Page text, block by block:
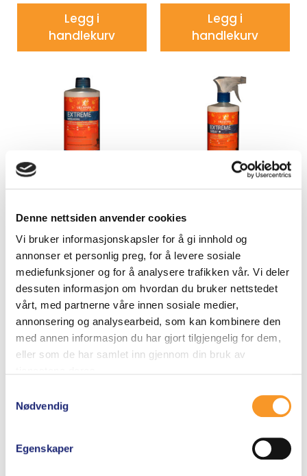
Denne nettsiden anvender cookies
Vi bruker informasjonskapsler for å gi innhold og
annonser et personlig preg, for å levere sosiale
mediefunksjoner og for å analysere trafikken vår. Vi deler
dessuten informasjon om hvordan du bruker nettstedet
vårt, med partnerne våre innen sosiale medier,
annonsering og analysearbeid, som kan kombinere den
med annen informasjon du har gjort tilgjengelig for dem,
eller som de har samlet inn gjennom din bruk av
Nødvendig
Egenskaper
5
Legg i
handlekurv
Legg i
handlekurv
EXTREME WASH-IN –
a
v
5
260kr
Legg i
handlekurv
IMPREGNERINGSSPRAY
– GORE-TEX
av 5
260kr
Legg i
handlekurv